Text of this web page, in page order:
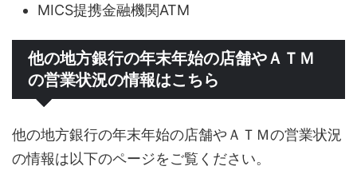
MICS提携金融機関ATM
他の地方銀行の年末年始の店舗やＡＴＭ
の営業状況の情報はこちら
他の地方銀行の年末年始の店舗やＡＴＭの営業状況
の情報は以下のページをご覧ください。